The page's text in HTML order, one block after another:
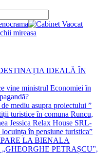
Escape
IDEALĂ ÎN
vine ministrul Economiei în
mediu asupra proiectului ”
turistice în comuna Runcu,
Jessica Relax House SRL-
în pensiune turistica”
LA BIENALA
PETRAȘCU”,